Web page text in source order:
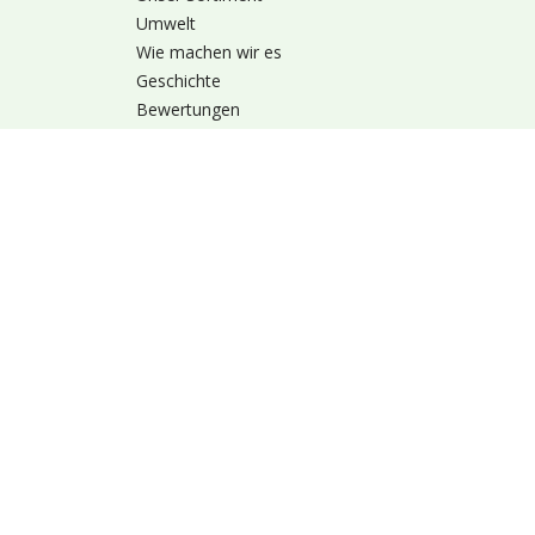
Umwelt
Wie machen wir es
Geschichte
Bewertungen